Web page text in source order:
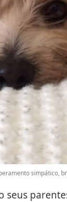
simpático,
seus